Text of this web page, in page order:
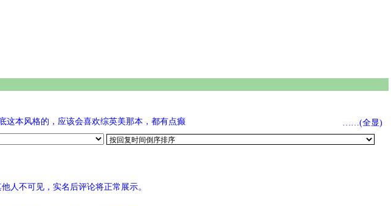
这本风格的，应该会喜欢综英美那本，都有点癫
……(全显)
人不可见，实名后评论将正常展示。